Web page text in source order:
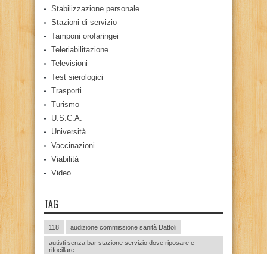
Stabilizzazione personale
Stazioni di servizio
Tamponi orofaringei
Teleriabilitazione
Televisioni
Test sierologici
Trasporti
Turismo
U.S.C.A.
Università
Vaccinazioni
Viabilità
Video
TAG
118 audizione commissione sanità Dattoli
autisti senza bar stazione servizio dove riposare e
rifocillare